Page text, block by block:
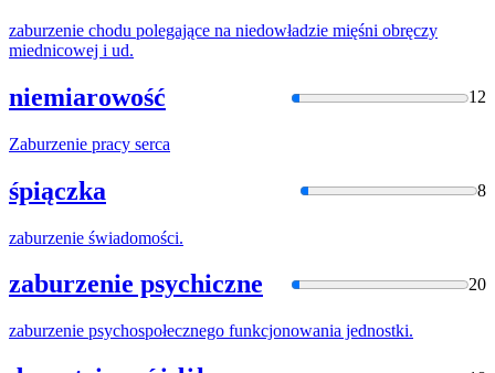
zaburzenie chodu polegające na niedowładzie mięśni obręczy
miednicowej i ud.
niemiarowość 12
Zaburzenie pracy serca
śpiączka 8
zaburzenie świadomości.
zaburzenie psychiczne 20
zaburzenie psychospołecznego funkcjonowania jednostki.